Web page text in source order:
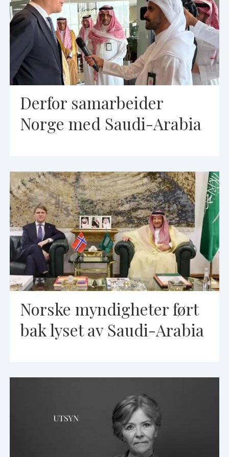
Derfor samarbeider
Norge med Saudi-Arabia
Norske myndigheter ført
bak lyset av Saudi-Arabia